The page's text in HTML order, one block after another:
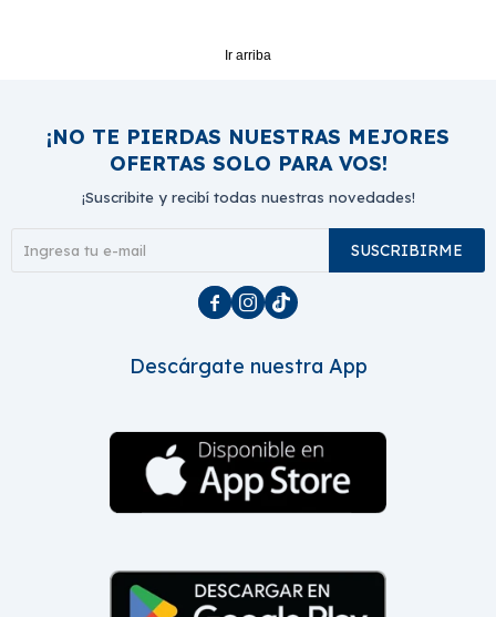
Ir arriba
¡NO TE PIERDAS NUESTRAS MEJORES
OFERTAS SOLO PARA VOS!
¡Suscribite y recibí todas nuestras novedades!
SUSCRIBIRME
  
Descárgate nuestra App